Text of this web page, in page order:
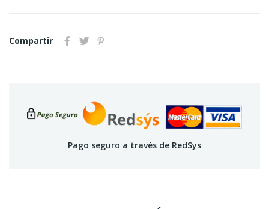
Compartir
Pago seguro a través de RedSys